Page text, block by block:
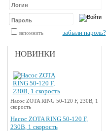
запомнить забыли пароль?
НОВИНКИ
Насос ZOTA RING 50-120 F, 230В, 1
скорость
Насос ZOTA RING 50-120 F,
230В, 1 скорость